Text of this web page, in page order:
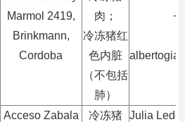
Marmol 2419,
Brinkmann,
Cordoba
肉；
冷冻猪红
色内脏
（不包括
肺）
Acceso Zabala
冷冻猪 Julia